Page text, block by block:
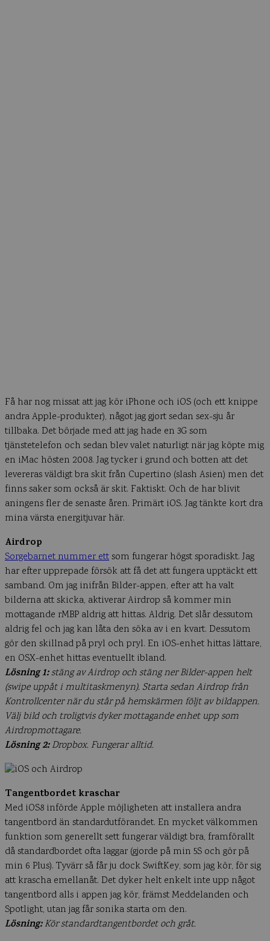
Få har nog missat att jag kör iPhone och iOS (och ett knippe
andra Apple-produkter), något jag gjort sedan sex-sju år
tillbaka. Det började med att jag hade en 3G som
tjänstetelefon och sedan blev valet naturligt när jag köpte mig
en iMac hösten 2008. Jag tycker i grund och botten att det
levereras väldigt bra skit från Cupertino (slash Asien) men det
finns saker som också är skit. Faktiskt. Och de har blivit
aningens fler de senaste åren. Primärt iOS. Jag tänkte kort dra
mina värsta energitjuvar här.
Airdrop
Sorgebarnet nummer ettsom fungerar högst sporadiskt. Jag
har efter upprepade försök att få det att fungera upptäckt ett
samband. Om jag inifrån Bilder-appen, efter att ha valt
bilderna att skicka, aktiverar Airdrop så kommer min
mottagande rMBP aldrig att hittas. Aldrig. Det slår dessutom
aldrig fel och jag kan låta den söka av i en kvart. Dessutom
gör den skillnad på pryl och pryl. En iOS-enhet hittas lättare,
en OSX-enhet hittas eventuellt ibland.
Lösning 1:stäng av Airdrop och stäng ner Bilder-appen helt
(swipe uppåt i multitaskmenyn). Starta sedan Airdrop från
Kontrollcenter när du står på hemskärmen följt av bildappen.
Välj bild och troligtvis dyker mottagande enhet upp som
Airdropmottagare.
Lösning 2:Dropbox. Fungerar alltid.
Tangentbordet kraschar
Med iOS8 införde Apple möjligheten att installera andra
tangentbord än standardutförandet. En mycket välkommen
funktion som generellt sett fungerar väldigt bra, framförallt
då standardbordet ofta laggar (gjorde på min 5S och gör på
min 6 Plus). Tyvärr så får ju dock SwiftKey, som jag kör, för sig
att krascha emellanåt. Det dyker helt enkelt inte upp något
tangentbord alls i appen jag kör, främst Meddelanden och
Spotlight, utan jag får sonika starta om den.
Lösning:Kör standardtangentbordet och gråt.